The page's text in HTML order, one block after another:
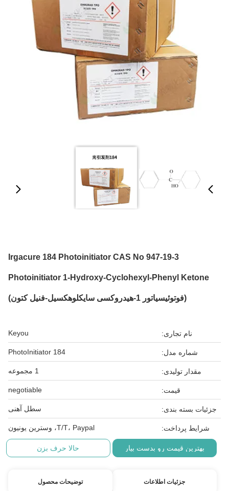
Irgacure 184 Photoinitiator CAS No 947-19-3
Photoinitiator 1-Hydroxy-Cyclohexyl-Phenyl Ketone
(فوتوئیسیاتور 1-هیدروکسی سایکلوهکسیل-فنیل کتون)
نام تجاری: Keyou
شماره مدل: PhotoInitiator 184
مقدار تولیدی: 1 مجموعه
قیمت: negotiable
جزئیات بسته بندی: سطل آهنی
شرایط پرداخت: T/T، Paypal، وسترین یونیون
بهترین قیمت رو بدست بیار حالا حرف بزن
جزئیات اطلاعات توضیحات محصول